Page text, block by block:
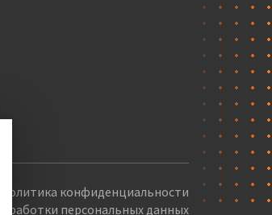
Политика конфиденциальности
персональных данных